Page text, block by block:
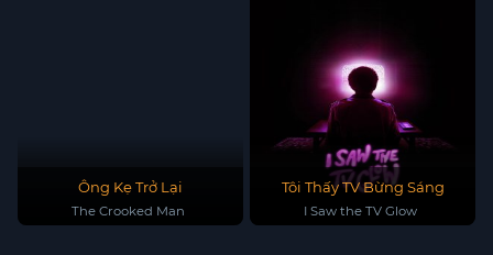
Ông Kẹ Trở Lại
The Crooked Man
Tôi Thấy TV Bừng Sáng
I Saw the TV Glow